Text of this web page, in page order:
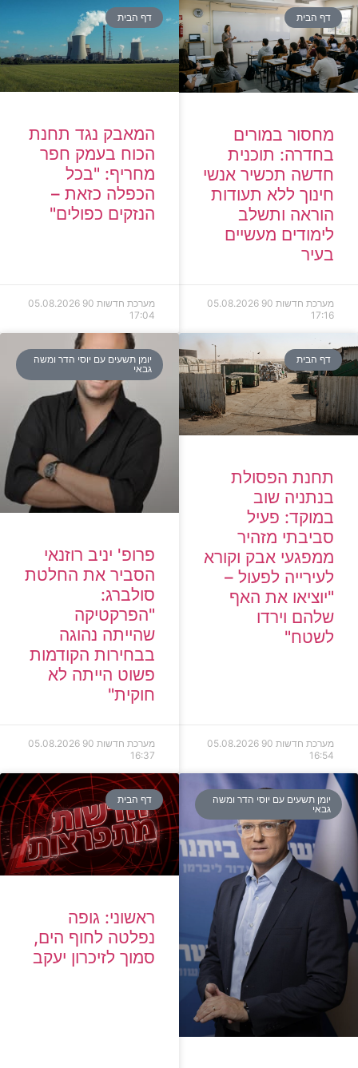
דף הבית
מחסור במורים
בחדרה: תוכנית
חדשה תכשיר אנשי
חינוך ללא תעודות
הוראה ותשלב
לימודים מעשיים
בעיר
מערכת חדשות 90
05.08.2026
17:16
דף הבית
המאבק נגד תחנת
הכוח בעמק חפר
מחריף: "בכל
הכפלה כזאת –
הנזקים כפולים"
מערכת חדשות 90
05.08.2026
17:04
דף הבית
תחנת הפסולת
בנתניה שוב
במוקד: פעיל
סביבתי מזהיר
ממפגעי אבק וקורא
לעירייה לפעול –
"יוציאו את האף
שלהם וירדו
לשטח"
מערכת חדשות 90
05.08.2026
16:54
יומן תשעים עם יוסי הדר ומשה
גבאי
פרופ' יניב רוזנאי
הסביר את החלטת
סולברג:
"הפרקטיקה
שהייתה נהוגה
בבחירות הקודמות
פשוט הייתה לא
חוקית"
מערכת חדשות 90
05.08.2026
16:37
יומן תשעים עם יוסי הדר ומשה
גבאי
דף הבית
ראשוני: גופה
נפלטה לחוף הים,
סמוך לזיכרון יעקב